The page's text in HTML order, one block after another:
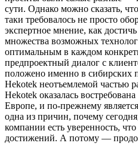
сути. Однако можно сказать,
таки требовалось не просто
экспертное мнение, как
множества возможных
оптимальным в каждом
предпроектный диалог с
положено именно в сибирских
Hekotek неотъемлемой частью
Hekotek оказалась
Европе, и по-прежнему
одна из причин, почему
компании есть уверенность,
достижений. А потому —